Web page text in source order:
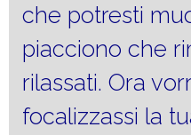
che potresti
piacciono che
rilassati. Ora
focalizzassi la